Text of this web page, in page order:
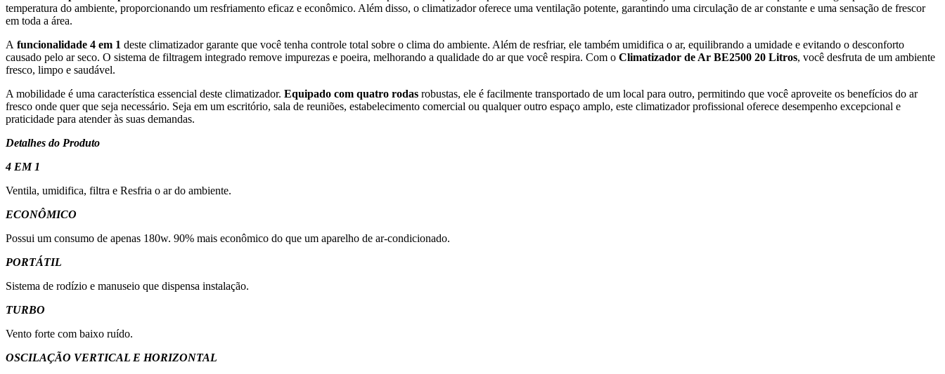
temperatura do ambiente, proporcionando um resfriamento eficaz e econômico. Além disso, o climatizador oferece uma ventilação potente, garantindo uma circulação de ar constante e uma sensação de frescor
em toda a área.
A funcionalidade 4 em 1 deste climatizador garante que você tenha controle total sobre o clima do ambiente. Além de resfriar, ele também umidifica o ar, equilibrando a umidade e evitando o desconforto
causado pelo ar seco. O sistema de filtragem integrado remove impurezas e poeira, melhorando a qualidade do ar que você respira. Com o Climatizador de Ar BE2500 20 Litros, você desfruta de um ambiente
fresco, limpo e saudável.
A mobilidade é uma característica essencial deste climatizador. Equipado com quatro rodas robustas, ele é facilmente transportado de um local para outro, permitindo que você aproveite os benefícios do ar
fresco onde quer que seja necessário. Seja em um escritório, sala de reuniões, estabelecimento comercial ou qualquer outro espaço amplo, este climatizador profissional oferece desempenho excepcional e
praticidade para atender às suas demandas.
Detalhes do Produto
4 EM 1
Ventila, umidifica, filtra e Resfria o ar do ambiente.
ECONÔMICO
Possui um consumo de apenas 180w. 90% mais econômico do que um aparelho de ar-condicionado.
PORTÁTIL
Sistema de rodízio e manuseio que dispensa instalação.
TURBO
Vento forte com baixo ruído.
OSCILAÇÃO VERTICAL E HORIZONTAL